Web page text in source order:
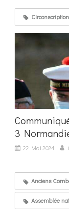
Circonscription
3
22 Mai 2024
Anciens
Assemblée